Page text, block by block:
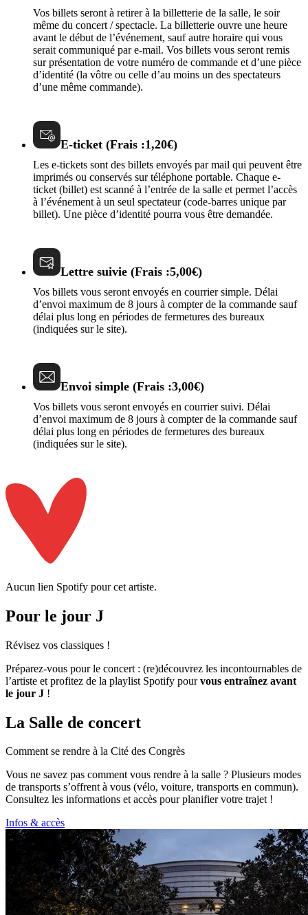
Vos billets seront à retirer à la billetterie de la salle, le soir
même du concert / spectacle. La billetterie ouvre une heure
avant le début de l’événement, sauf autre horaire qui vous
serait communiqué par e-mail. Vos billets vous seront remis
sur présentation de votre numéro de commande et d’une pièce
d’identité (la vôtre ou celle d’au moins un des spectateurs
d’une même commande).
E-ticket (Frais :1,20€)
Les e-tickets sont des billets envoyés par mail qui peuvent être
imprimés ou conservés sur téléphone portable. Chaque e-
ticket (billet) est scanné à l’entrée de la salle et permet l’accès
à l’événement à un seul spectateur (code-barres unique par
billet). Une pièce d’identité pourra vous être demandée.
Lettre suivie (Frais :5,00€)
Vos billets vous seront envoyés en courrier simple. Délai
d’envoi maximum de 8 jours à compter de la commande sauf
délai plus long en périodes de fermetures des bureaux
(indiquées sur le site).
Envoi simple (Frais :3,00€)
Vos billets vous seront envoyés en courrier suivi. Délai
d’envoi maximum de 8 jours à compter de la commande sauf
délai plus long en périodes de fermetures des bureaux
(indiquées sur le site).​​
Aucun lien Spotify pour cet artiste.
Pour le jour J
Révisez vos classiques !
Préparez-vous pour le concert : (re)découvrez les incontournables de
l’artiste et profitez de la playlist Spotify pourvous entraînez avant
le jour J !
La Salle de concert
Comment se rendre à la Cité des Congrès
Vous ne savez pas comment vous rendre à la salle ? Plusieurs modes
de transports s’offrent à vous (vélo, voiture, transports en commun).
Consultez les informations et accès pour planifier votre trajet !
Infos & accès